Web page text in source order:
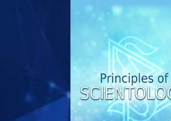
EXPLORA LAS SERIES